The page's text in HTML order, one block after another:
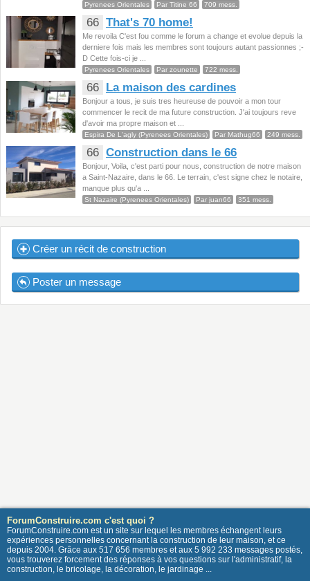
Pyrenees Orientales Par Titine 66 709 mess.
66 That's 70 home!
Me revoila C'est fou comme le forum a change et evolue depuis la
derniere fois mais les membres sont toujours autant passionnes ;-
D Cette fois-ci je ...
Pyrenees Orientales Par zounette 722 mess.
66 La maison des cardines
Bonjour a tous, je suis tres heureuse de pouvoir a mon tour
commencer le recit de ma future construction. J'ai toujours reve
d'avoir ma propre maison et ...
Espira De L'agly (Pyrenees Orientales) Par Mathug66 249 mess.
66 Construction dans le 66
Bonjour, Voila, c'est parti pour nous, construction de notre maison
a Saint-Nazaire, dans le 66. Le terrain, c'est signe chez le notaire,
manque plus qu'a ...
St Nazaire (Pyrenees Orientales) Par juan66 351 mess.
Créer un récit de construction
Poster un message
ForumConstruire.com c'est quoi ?
ForumConstruire.com est un site sur lequel les membres échangent leurs
expériences personnelles concernant la construction de leur maison, et ce
depuis 2004. Grâce aux 517 656 membres et aux 5 992 233 messages postés,
vous trouverez forcement des réponses à vos questions sur l'administratif, la
construction, le bricolage, la décoration, le jardinage ...